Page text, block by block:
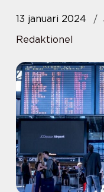
13 januari 2024
Redaktionel